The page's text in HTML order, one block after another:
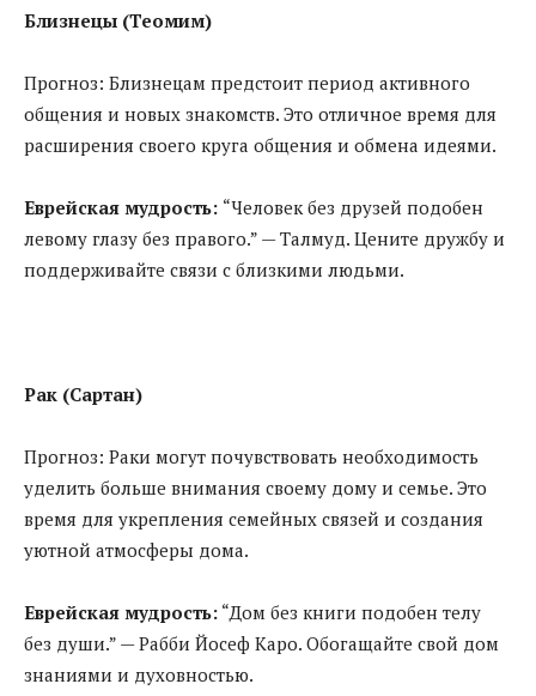
Близнецы (Теомим)
Прогноз: Близнецам предстоит период активного
общения и новых знакомств. Это отличное время для
расширения своего круга общения и обмена идеями.
Еврейская мудрость: “Человек без друзей подобен
левому глазу без правого.” — Талмуд. Цените дружбу и
поддерживайте связи с близкими людьми.
Рак (Сартан)
Прогноз: Раки могут почувствовать необходимость
уделить больше внимания своему дому и семье. Это
время для укрепления семейных связей и создания
уютной атмосферы дома.
Еврейская мудрость: “Дом без книги подобен телу
без души.” — Рабби Йосеф Каро. Обогащайте свой дом
знаниями и духовностью.